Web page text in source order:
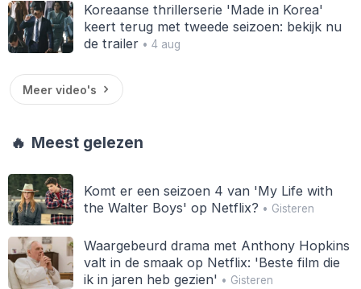
Koreaanse thrillerserie 'Made in Korea'
keert terug met tweede seizoen: bekijk nu
de trailer• 4 aug
Meer video's
🔥 Meest gelezen
Komt er een seizoen 4 van 'My Life with
the Walter Boys' op Netflix? • Gisteren
Waargebeurd drama met Anthony Hopkins
valt in de smaak op Netflix: 'Beste film die
ik in jaren heb gezien' • Gisteren